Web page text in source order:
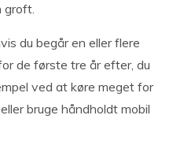
groft.
du begår en eller flere
de første tre år efter, du
ved at køre meget for
bruge håndholdt mobil